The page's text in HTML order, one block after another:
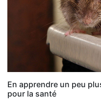
En apprendre un peu
pour la santé